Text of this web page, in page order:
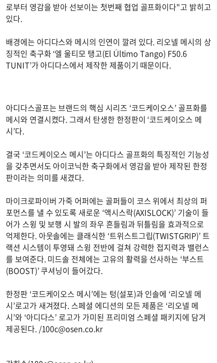
로부터 영감을 받아 선보이는 첫번째 협업 골프화이다"고 밝히고
있다.
배경에는 아디다스와 메시의 인연이 깔려 있다. 리오넬 메시의 상
징적인 축구화 ‘엘 울티모 탱고(El Último Tango) F50.6
TUNIT’가 아디다스에서 제작한 제품이기 때문이다.
아디다스골프는 브랜드의 핵심 시리즈 ‘코드케이오스’ 골프화를
메시와 연결시켰다. 그래서 탄생한 한정판이 ‘코드케이오스 메
시’다.
결국 ‘코드케이오스 메시’는 아디다스 골프화의 특징적인 기능성
을 갖추면서도 아이코닉한 축구화에서 영감을 받아 제작된 한정
판이라는 의미를 새겼다.
마이크로파이버 가죽 어퍼에는 골퍼들이 코스 위에서 최상의 퍼
포먼스를 낼 수 있도록 새로운 ‘액시스락(AXISLOCK)’ 기술이 들
어가 스윙 및 보행 시 발의 좌우 흔들림과 뒤틀림을 효과적으로
억제한다. 아웃솔에는 클래식한 ‘트위스트그립(TWISTGRIP)’ 트
랙션 시스템이 투영돼 스윙 전반에 걸쳐 강력한 접지력과 밸런스
를 보여준다. 미드솔 전체에는 고유의 활력을 선사하는 ‘부스트
(BOOST)’ 쿠셔닝이 들어갔다.
한정판 ‘코드케이오스 메시’에는 텅(설포)과 인솔에 ‘리오넬 메
시’로고가 새겨졌다. 스페셜 에디션의 모든 제품은 ‘리오넬 메
시’와 ‘아디다스’ 로고가 가미된 프리미엄 스페셜 패키지에 담겨
제공된다. /100c@osen.co.kr